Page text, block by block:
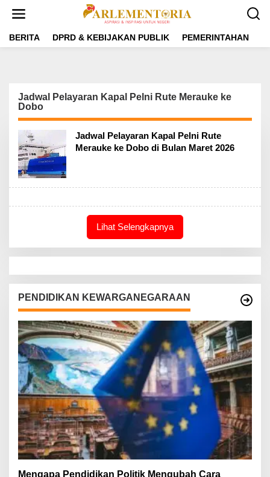
t
BERITA DPRD & KEBIJAKAN PUBLIK PEMERINTAHAN
Jadwal Pelayaran Kapal Pelni Rute Merauke ke
Dobo
Jadwal Pelayaran Kapal Pelni Rute
Merauke ke Dobo di Bulan Maret 2026
Lihat Selengkapnya
PENDIDIKAN KEWARGANEGARAAN
Mengapa Pendidikan Politik Mengubah Cara